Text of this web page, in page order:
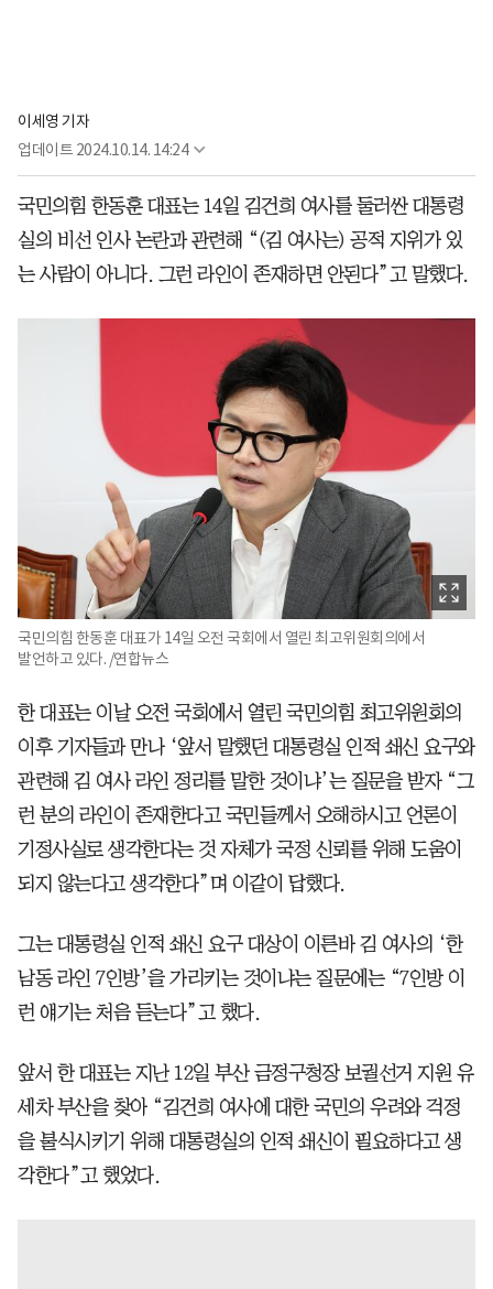
이세영 기자
업데이트 2024.10.14. 14:24
국민의힘 한동훈 대표는 14일 김건희 여사를 둘러싼 대통령
실의 비선 인사 논란과 관련해 “(김 여사는) 공적 지위가 있
는 사람이 아니다. 그런 라인이 존재하면 안된다”고 말했다.
국민의힘 한동훈 대표가 14일 오전 국회에서 열린 최고위원회의에서
발언하고 있다. /연합뉴스
한 대표는 이날 오전 국회에서 열린 국민의힘 최고위원회의
이후 기자들과 만나 ‘앞서 말했던 대통령실 인적 쇄신 요구와
관련해 김 여사 라인 정리를 말한 것이냐’는 질문을 받자 “그
런 분의 라인이 존재한다고 국민들께서 오해하시고 언론이
기정사실로 생각한다는 것 자체가 국정 신뢰를 위해 도움이
되지 않는다고 생각한다”며 이같이 답했다.
그는 대통령실 인적 쇄신 요구 대상이 이른바 김 여사의 ‘한
남동 라인 7인방’을 가리키는 것이냐는 질문에는 “7인방 이
런 얘기는 처음 듣는다”고 했다.
앞서 한 대표는 지난 12일 부산 금정구청장 보궐선거 지원 유
세차 부산을 찾아 “김건희 여사에 대한 국민의 우려와 걱정
을 불식시키기 위해 대통령실의 인적 쇄신이 필요하다고 생
각한다”고 했었다.